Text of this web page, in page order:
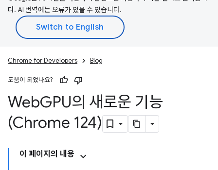
다. AI 번역에는 오류가 있을 수 있습니다.
Chrome for Developers Blog
도움이 되었나요?
WebGPU의 새로운 기능
(Chrome 124)
이 페이지의 내용